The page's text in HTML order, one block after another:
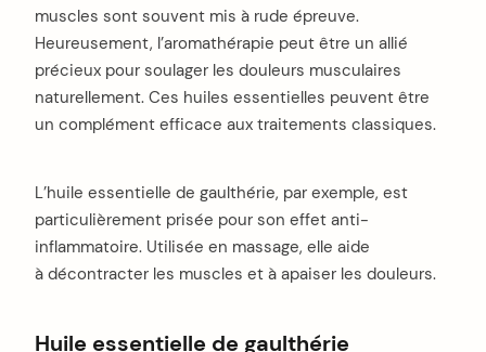
muscles sont souvent mis à rude épreuve.
Heureusement, l’aromathérapie peut être un allié
précieux pour soulager les douleurs musculaires
naturellement. Ces huiles essentielles peuvent être
un complément efficace aux traitements classiques.
L’huile essentielle de gaulthérie, par exemple, est
particulièrement prisée pour son effet anti-
inflammatoire. Utilisée en massage, elle aide
à décontracter les muscles et à apaiser les douleurs.
Huile essentielle de gaulthérie